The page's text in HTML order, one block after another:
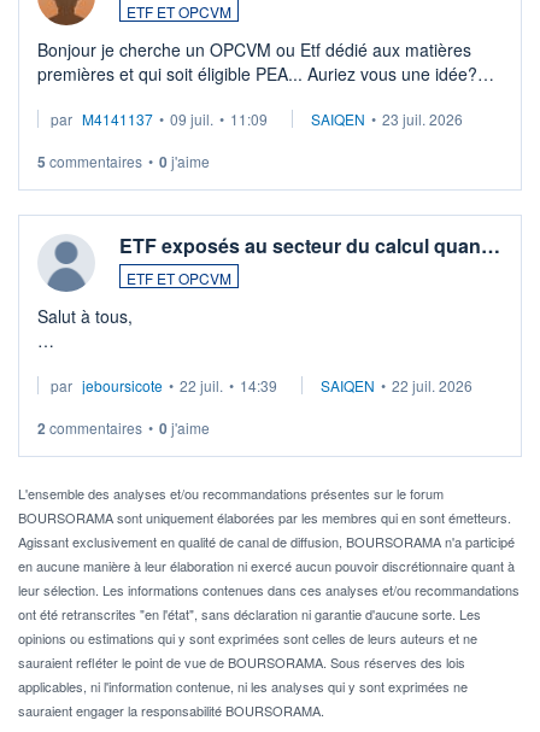
ETF ET OPCVM
Bonjour je cherche un OPCVM ou Etf dédié aux matières
premières et qui soit éligible PEA... Auriez vous une idée?
par M4141137 • 09 juil. • 11:09 SAIQEN • 23 juil. 2026
5 commentaires • 0j'aime
ETF exposés au secteur du calcul quan…
ETF ET OPCVM
Salut à tous,
via un ETF plutôt que des actions individuelles.
Idéalement, je voudrais qu'il soit éligible au PEA.
Pour l' ...
par jeboursicote • 22 juil. • 14:39 SAIQEN • 22 juil. 2026
2 commentaires • 0j'aime
L'ensemble des analyses et/ou recommandations présentes sur le forum
BOURSORAMA sont uniquement élaborées par les membres qui en sont émetteurs.
Agissant exclusivement en qualité de canal de diffusion, BOURSORAMA n'a participé
en aucune manière à leur élaboration ni exercé aucun pouvoir discrétionnaire quant à
leur sélection. Les informations contenues dans ces analyses et/ou recommandations
ont été retranscrites "en l'état", sans déclaration ni garantie d'aucune sorte. Les
opinions ou estimations qui y sont exprimées sont celles de leurs auteurs et ne
sauraient refléter le point de vue de BOURSORAMA. Sous réserves des lois
applicables, ni l'information contenue, ni les analyses qui y sont exprimées ne
sauraient engager la responsabilité BOURSORAMA.